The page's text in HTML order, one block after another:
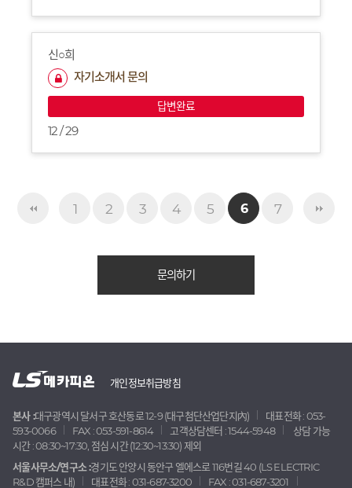
신○희
자기소개서 문의
답변완료
12 / 29
1 2 3 4 5 6 7
문의하기
개인정보취급방침
본사 :대구광역시 달서구 호산동로 12-9 (대구첨단산업단지內)
대표전화 : 053-
593-0066
FAX : 053-591-8614 고객상담센터 : 1544-5948
상담 가능
시간 : 08:30~17:30, 점심 시간 (12:30~13:30) 제외
서울사무소/연구소 :경기도 안양시 동안구 엘에스로 116번길 40 (LS ELECTRIC
R&D 캠퍼스 내)
대표전화 : 031-687-3200 FAX : 031-687-3201